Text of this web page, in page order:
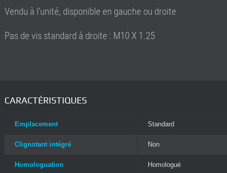
Vendu à l'unité, disponible en gauche ou droite
Pas de vis standard à droite : M10 X 1.25
CARACTÉRISTIQUES
Emplacement Standard
Clignotant intégré Non
Homologuation Homologué